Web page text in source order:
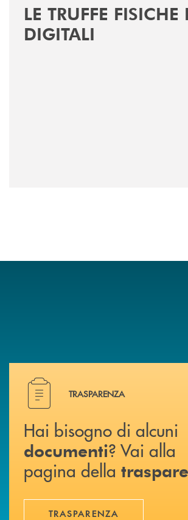
LE TRUFFE FISICHE
DIGITALI
Hai bisogno di alcuni documenti
TRASPARENZA
Hai bisogno di alcuni
documenti? Vai alla
pagina della
TRASPARENZA